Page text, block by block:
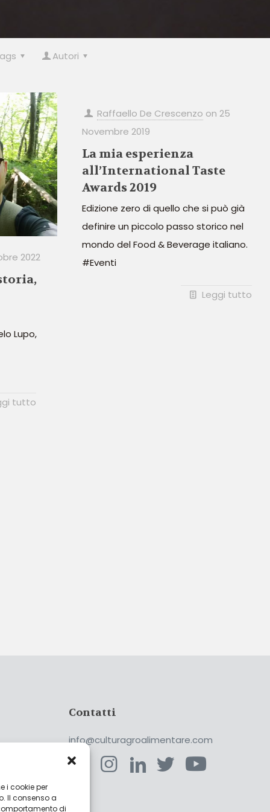
i cookie per
Il consenso a
di
Autori
2022
Lupo,
tutto
Raffaello De Crescenzo on 25
Novembre 2019
La mia esperienza
all’International Taste
Awards 2019
Edizione zero di quello che si può già
definire un piccolo passo storico nel
mondo del Food & Beverage italiano.
#Eventi
Leggi tutto
Cerca
Contatti
info@culturagroalimentare.com